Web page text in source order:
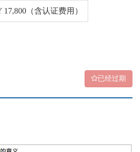
（含认证费用）
已经过期